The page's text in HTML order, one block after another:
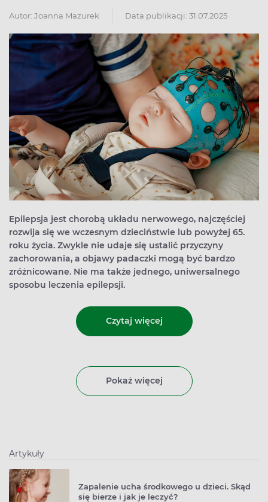
Autor: Joanna Mazurek Data publikacji: 31.07.2025
Epilepsja jest chorobą układu nerwowego, najczęściej
rozwija się we wczesnym dzieciństwie lub powyżej 65.
roku życia. Zwykle nie udaje się ustalić przyczyny
zachorowania, a objawy padaczki mogą być bardzo
zróżnicowane. Nie ma także jednego, uniwersalnego
sposobu leczenia epilepsji.
Czytaj więcej
Pokaż więcej
Artykuły
Zapalenie ucha środkowego u dzieci. Skąd
się bierze i jak je leczyć?